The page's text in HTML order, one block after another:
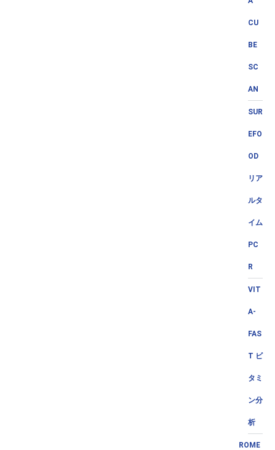
CU
BE
SC
AN
SUR
EFO
OD
リア
ルタ
イム
PC
R
VIT
A-
FAS
T ビ
タミ
ン分
析
ROME